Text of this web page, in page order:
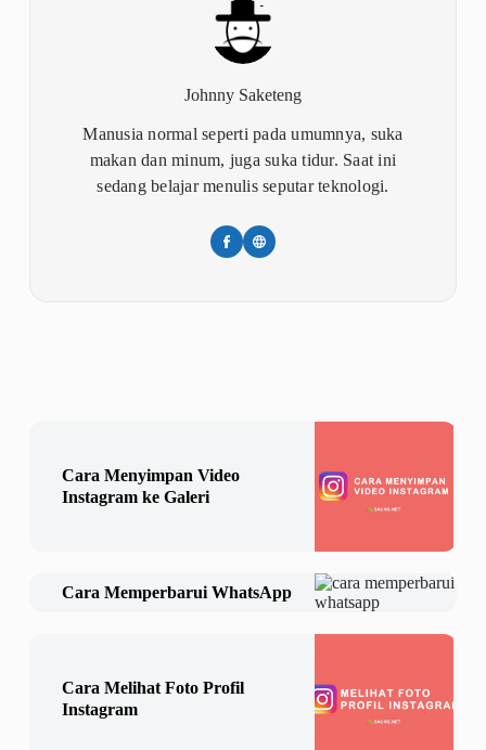
Johnny Saketeng
Manusia normal seperti pada umumnya, suka
makan dan minum, juga suka tidur. Saat ini
sedang belajar menulis seputar teknologi.
Cara Menyimpan Video
Instagram ke Galeri
Cara Memperbarui WhatsApp
Cara Melihat Foto Profil
Instagram